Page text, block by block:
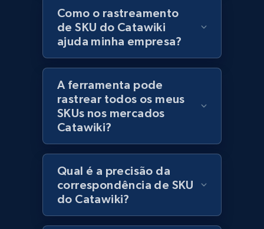
URL, Product id, Title, Images, Final price,
Currency, Discount, Initial price, and more.
1.1K+ 149+ Comece agora
Lowes.com
URL, Domain, Marketplace pn, Sku, Other pn,
Model number, Gtin ean pn, Product name, and
more.
991+ 162+ Comece agora
Como o rastreamento
de SKU do Catawiki
ajuda minha empresa?
A ferramenta pode
rastrear todos os meus
SKUs nos mercados
Catawiki?
Qual é a precisão da
correspondência de SKU
do Catawiki?